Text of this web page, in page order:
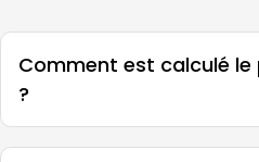
Comment est calculé le
?